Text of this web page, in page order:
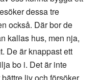
dessa tre
också. Där bor de
kallas hus, men nja,
De är knappast ett
bo i. Det är inte